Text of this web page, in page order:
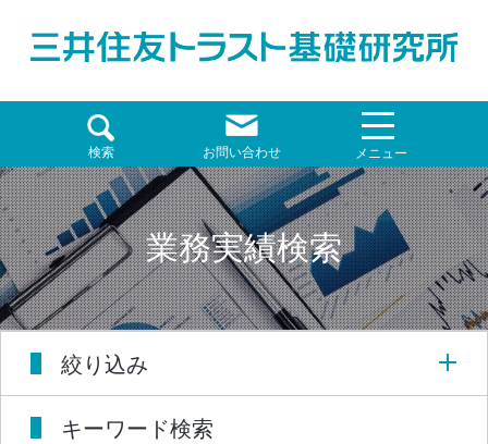
検索 お問い合わせ メニュー
業務実績検索
絞り込み
キーワード検索